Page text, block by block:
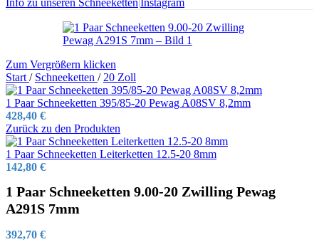
Info zu unseren Schneeketten|Instagram
Zum Vergrößern klicken
Start / Schneeketten / 20 Zoll
1 Paar Schneeketten 395/85-20 Pewag A08SV 8,2mm
428,40 €
Zurück zu den Produkten
1 Paar Schneeketten Leiterketten 12.5-20 8mm
142,80 €
1 Paar Schneeketten 9.00-20 Zwilling Pewag
A291S 7mm
392,70 €